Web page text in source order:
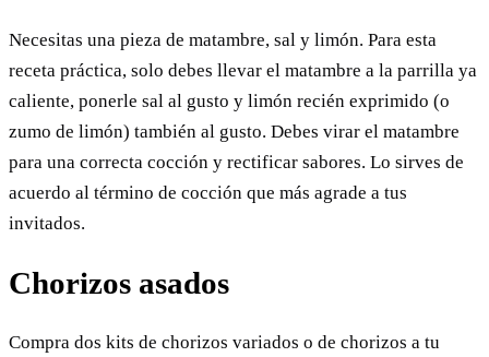
Necesitas una pieza de matambre, sal y limón. Para esta
receta práctica, solo debes llevar el matambre a la parrilla ya
caliente, ponerle sal al gusto y limón recién exprimido (o
zumo de limón) también al gusto. Debes virar el matambre
para una correcta cocción y rectificar sabores. Lo sirves de
acuerdo al término de cocción que más agrade a tus
invitados.
Chorizos asados
Compra dos kits de chorizos variados o de chorizos a tu